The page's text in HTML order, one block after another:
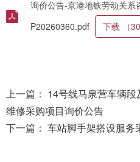
询价公告-京港地铁劳动关系
P20260360.pdf
下载 （
上一篇： 14号线马泉营车辆
维修采购项目询价公告
下一篇： 车站脚手架搭设服务